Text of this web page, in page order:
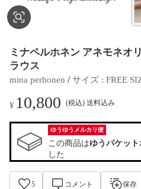
ミナペルホネン アネモネオ
ラウス
mina perhonen / サイズ : FREE
¥ 10,800 (税込) 送料込み
ゆうゆうメルカリ便
この商品はゆうパケット
した
5 コメント 保存